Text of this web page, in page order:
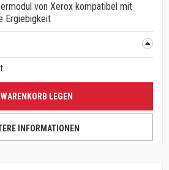
von Xerox kompatibel mit
Ergiebigkeit
WARENKORB LEGEN
INFORMATIONEN